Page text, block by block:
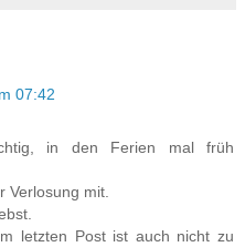
07:42
in den Ferien mal früh
Verlosung mit.
letzten Post ist auch nicht zu